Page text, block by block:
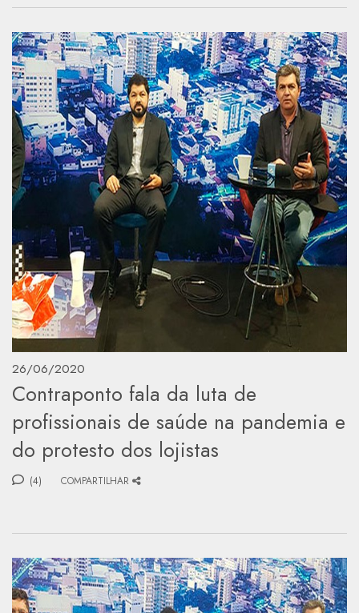
26/06/2020
Contraponto fala da luta de
profissionais de saúde na pandemia e
do protesto dos lojistas
(4) COMPARTILHAR